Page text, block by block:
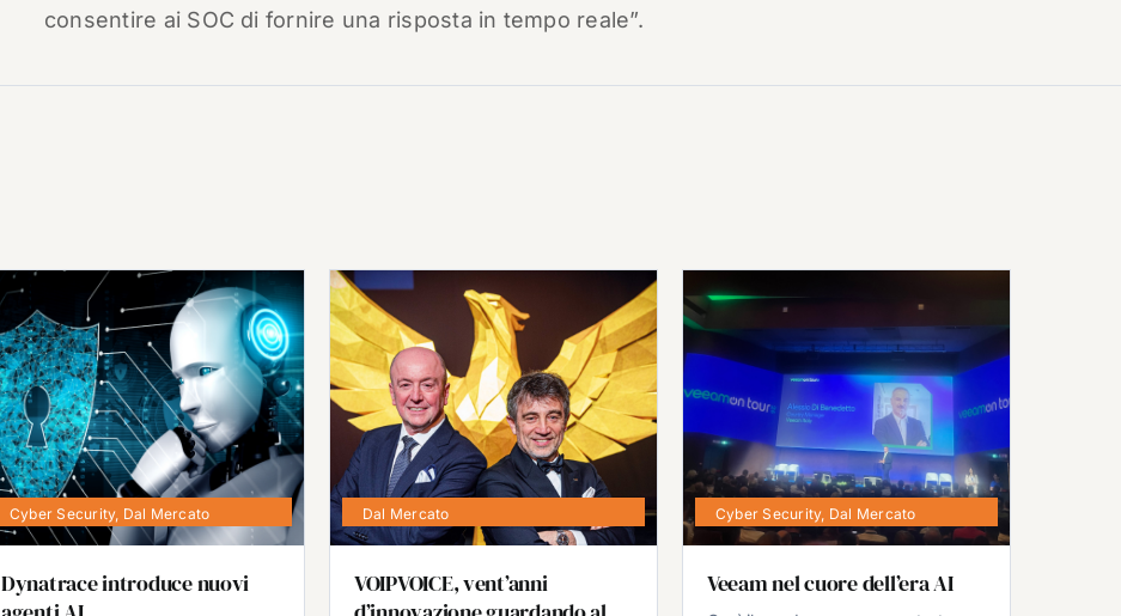
consentire ai SOC di fornire una risposta in tempo reale”.
Cyber Security, Dal Mercato
Dynatrace introduce nuovi
Dal Mercato
VOIPVOICE, vent’anni
Cyber Security, Dal Mercato
Veeam nel cuore dell’era AI